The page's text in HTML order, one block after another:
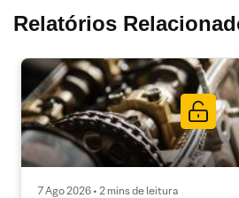
Relatórios
7 Ago 2026 • 2 mins de leitura